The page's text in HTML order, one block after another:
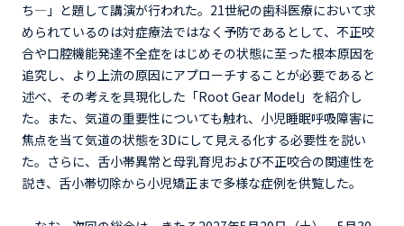
ち―」と題して講演が行われた。21世紀の歯科医療において求
められているのは対症療法ではなく予防であるとして、不正咬
合や口腔機能発達不全症をはじめその状態に至った根本原因を
追究し、より上流の原因にアプローチすることが必要であると
述べ、その考えを具現化した「Root Gear Model」を紹介し
た。また、気道の重要性についても触れ、小児睡眠呼吸障害に
焦点を当て気道の状態を3Dにして見える化する必要性を説い
た。さらに、舌小帯異常と母乳育児および不正咬合の関連性を
説き、舌小帯切除から小児矯正まで多様な症例を供覧した。